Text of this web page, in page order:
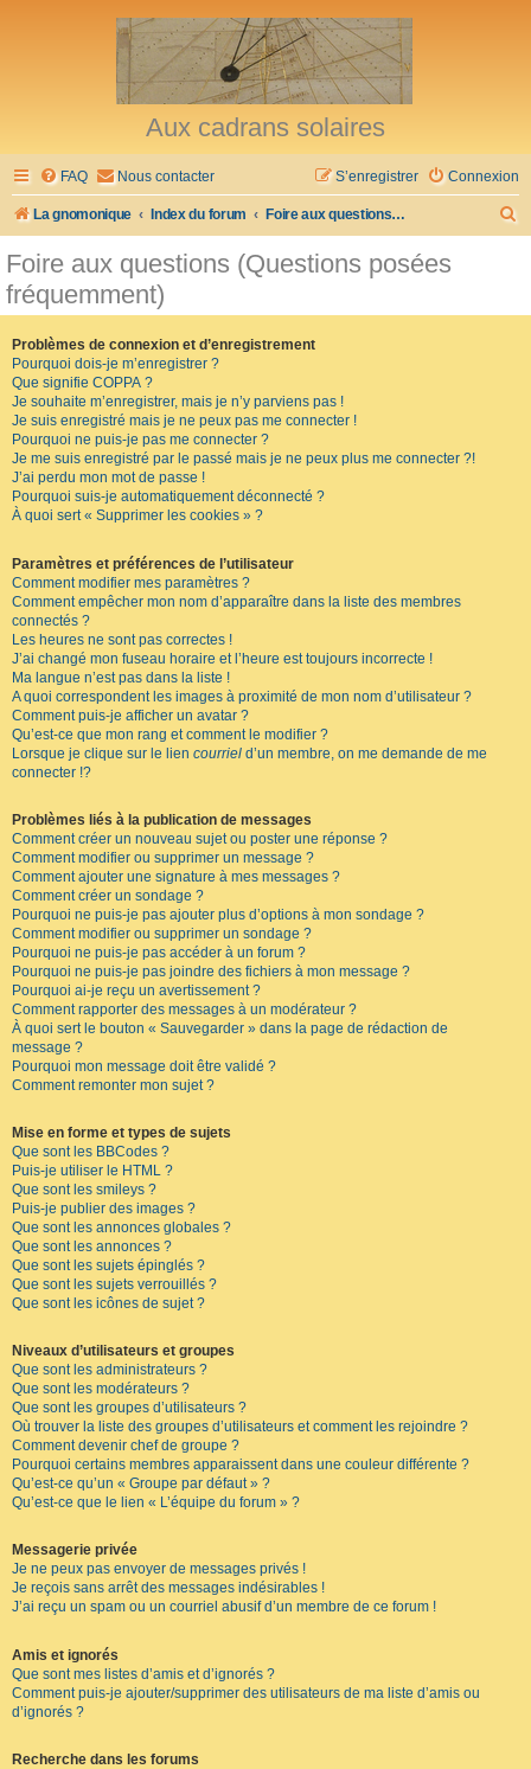
Aux cadrans solaires
FAQ Nous contacter Connexion
S’enregistrer
La gnomonique Index du forum Foire aux questions (Questions posées fréquemment)
Foire aux questions (Questions posées
fréquemment)
Problèmes de connexion et d’enregistrement
Pourquoi dois-je m’enregistrer ?
Que signifie COPPA ?
Je souhaite m’enregistrer, mais je n’y parviens pas !
Je suis enregistré mais je ne peux pas me connecter !
Pourquoi ne puis-je pas me connecter ?
Je me suis enregistré par le passé mais je ne peux plus me connecter ?!
J’ai perdu mon mot de passe !
Pourquoi suis-je automatiquement déconnecté ?
À quoi sert « Supprimer les cookies » ?
Paramètres et préférences de l’utilisateur
Comment modifier mes paramètres ?
Comment empêcher mon nom d’apparaître dans la liste des membres
connectés ?
Les heures ne sont pas correctes !
J’ai changé mon fuseau horaire et l’heure est toujours incorrecte !
Ma langue n’est pas dans la liste !
A quoi correspondent les images à proximité de mon nom d’utilisateur ?
Comment puis-je afficher un avatar ?
Qu’est-ce que mon rang et comment le modifier ?
Lorsque je clique sur le lien courriel d’un membre, on me demande de me
connecter !?
Problèmes liés à la publication de messages
Comment créer un nouveau sujet ou poster une réponse ?
Comment modifier ou supprimer un message ?
Comment ajouter une signature à mes messages ?
Comment créer un sondage ?
Pourquoi ne puis-je pas ajouter plus d’options à mon sondage ?
Comment modifier ou supprimer un sondage ?
Pourquoi ne puis-je pas accéder à un forum ?
Pourquoi ne puis-je pas joindre des fichiers à mon message ?
Pourquoi ai-je reçu un avertissement ?
Comment rapporter des messages à un modérateur ?
À quoi sert le bouton « Sauvegarder » dans la page de rédaction de
message ?
Pourquoi mon message doit être validé ?
Comment remonter mon sujet ?
Mise en forme et types de sujets
Que sont les BBCodes ?
Puis-je utiliser le HTML ?
Que sont les smileys ?
Puis-je publier des images ?
Que sont les annonces globales ?
Que sont les annonces ?
Que sont les sujets épinglés ?
Que sont les sujets verrouillés ?
Que sont les icônes de sujet ?
Niveaux d’utilisateurs et groupes
Que sont les administrateurs ?
Que sont les modérateurs ?
Que sont les groupes d’utilisateurs ?
Où trouver la liste des groupes d’utilisateurs et comment les rejoindre ?
Comment devenir chef de groupe ?
Pourquoi certains membres apparaissent dans une couleur différente ?
Qu’est-ce qu’un « Groupe par défaut » ?
Qu’est-ce que le lien « L’équipe du forum » ?
Messagerie privée
Je ne peux pas envoyer de messages privés !
Je reçois sans arrêt des messages indésirables !
J’ai reçu un spam ou un courriel abusif d’un membre de ce forum !
Amis et ignorés
Que sont mes listes d’amis et d’ignorés ?
Comment puis-je ajouter/supprimer des utilisateurs de ma liste d’amis ou
d’ignorés ?
Recherche dans les forums